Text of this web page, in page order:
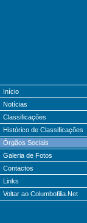
Início
Notícias
Classificações
Histórico de Classificações
Órgãos Sociais
Galeria de Fotos
Contactos
Links
Voltar ao Columbofilia.Net